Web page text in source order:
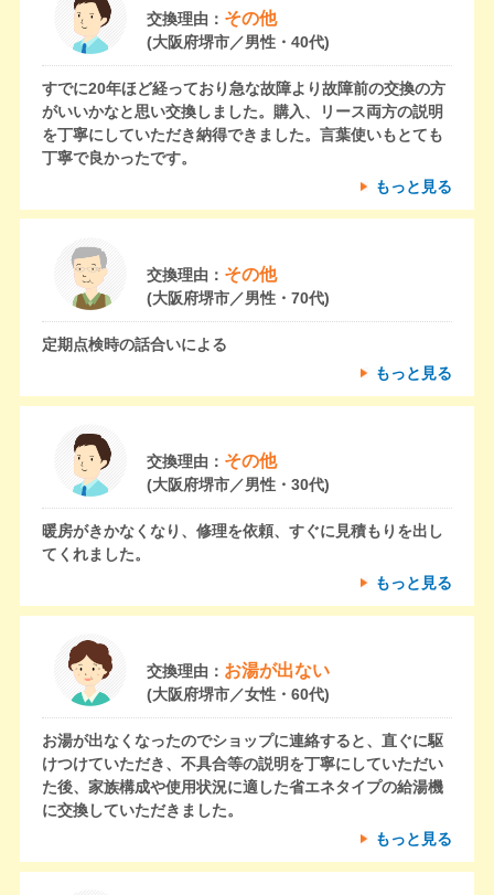
交換理由： その他
(大阪府堺市／男性・40代)
すでに20年ほど経っており急な故障より故障前の交換の方
がいいかなと思い交換しました。購入、リース両方の説明
を丁寧にしていただき納得できました。言葉使いもとても
丁寧で良かったです。
もっと見る
交換理由： その他
(大阪府堺市／男性・70代)
定期点検時の話合いによる
もっと見る
交換理由： その他
(大阪府堺市／男性・30代)
暖房がきかなくなり、修理を依頼、すぐに見積もりを出し
てくれました。
もっと見る
交換理由： お湯が出ない
(大阪府堺市／女性・60代)
お湯が出なくなったのでショップに連絡すると、直ぐに駆
けつけていただき、不具合等の説明を丁寧にしていただい
た後、家族構成や使用状況に適した省エネタイプの給湯機
に交換していただきました。
もっと見る